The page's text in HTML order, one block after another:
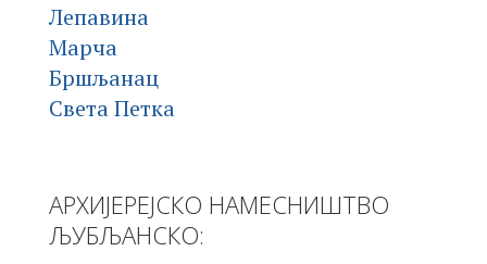
Лепавина
Марча
Бршљанац
Света Петка
АРХИЈЕРЕЈСКО НАМЕСНИШТВО
ЉУБЉАНСКО: